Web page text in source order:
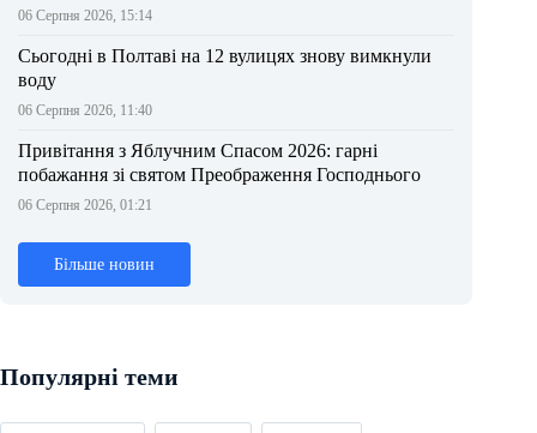
06 Серпня 2026, 15:14
Сьогодні в Полтаві на 12 вулицях знову вимкнули
воду
06 Серпня 2026, 11:40
Привітання з Яблучним Спасом 2026: гарні
побажання зі святом Преображення Господнього
06 Серпня 2026, 01:21
Більше новин
Популярні теми